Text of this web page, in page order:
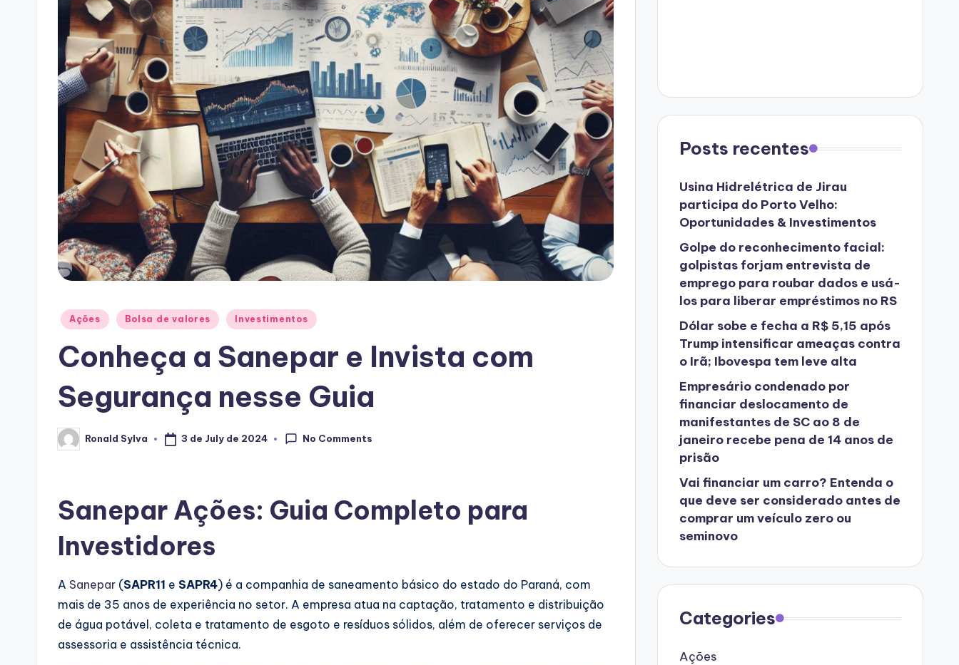
Posted
Ações Bolsa de valores Investimentos
Conheça a Sanepar e Invista com
Segurança nesse Guia
Posted
by
Ronald Sylva 3 de July de 2024 No Comments
Sanepar Ações: Guia Completo para
Investidores
A Sanepar (SAPR11 e SAPR4) é a companhia de saneamento básico do estado do Paraná, com
mais de 35 anos de experiência no setor. A empresa atua na captação, tratamento e distribuição
de água potável, coleta e tratamento de esgoto e resíduos sólidos, além de oferecer serviços de
assessoria e assistência técnica.
Posts recentes
Usina Hidrelétrica de Jirau
participa do Porto Velho:
Oportunidades & Investimentos
Golpe do reconhecimento facial:
golpistas forjam entrevista de
emprego para roubar dados e usá-
los para liberar empréstimos no RS
Dólar sobe e fecha a R$ 5,15 após
Trump intensificar ameaças contra
o Irã; Ibovespa tem leve alta
Empresário condenado por
financiar deslocamento de
manifestantes de SC ao 8 de
janeiro recebe pena de 14 anos de
prisão
Vai financiar um carro? Entenda o
que deve ser considerado antes de
comprar um veículo zero ou
seminovo
Categories
Ações